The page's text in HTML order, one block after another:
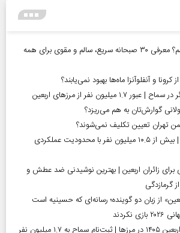
صبحانه چی درست کنم؟ معرفی ۳۰ صبحانه سریع، سالم و مقوی برای همه
و آنفلوآنزا ماه‌ها بهبود نمی‌یابند؟
گوارش‌تان به هم می‌ریزد؟
تهران تعیین تکلیف نمی‌شوند؟
آمار معلولیت در ایران | بیش از ۱۰.۵ میلیون نفر با محدودیت عملکردی
زائران اربعین | بهترین نوشیدنی ضد عطش و
گرمازدگی
از زبان دو گوینده؛ رسانه‌ای که حسینیه است
آغاز رسمی برنامه‌های اربعین ۱۴۰۵ در مرز‌ها | ثبت‌نام سماح به ۱.۷ میلیون نفر